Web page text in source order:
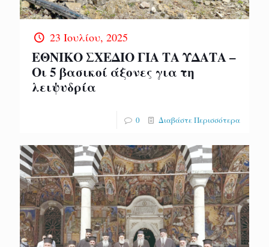
23 Ιουλίου, 2025
ΕΘΝΙΚΟ ΣΧΕΔΙΟ ΓΙΑ ΤΑ ΥΔΑΤΑ –
Οι 5 βασικοί άξονες για τη
λειψυδρία
0 Διαβάστε Περισσότερα